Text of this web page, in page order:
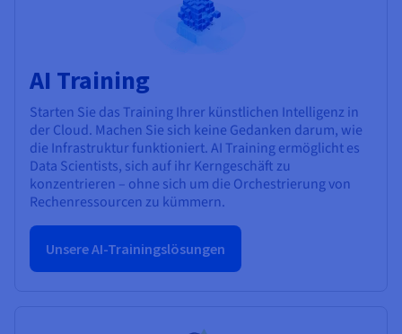
AI Training
Starten Sie das Training Ihrer künstlichen Intelligenz in
der Cloud. Machen Sie sich keine Gedanken darum, wie
die Infrastruktur funktioniert. AI Training ermöglicht es
Data Scientists, sich auf ihr Kerngeschäft zu
konzentrieren – ohne sich um die Orchestrierung von
Rechenressourcen zu kümmern.
Unsere AI-Trainingslösungen